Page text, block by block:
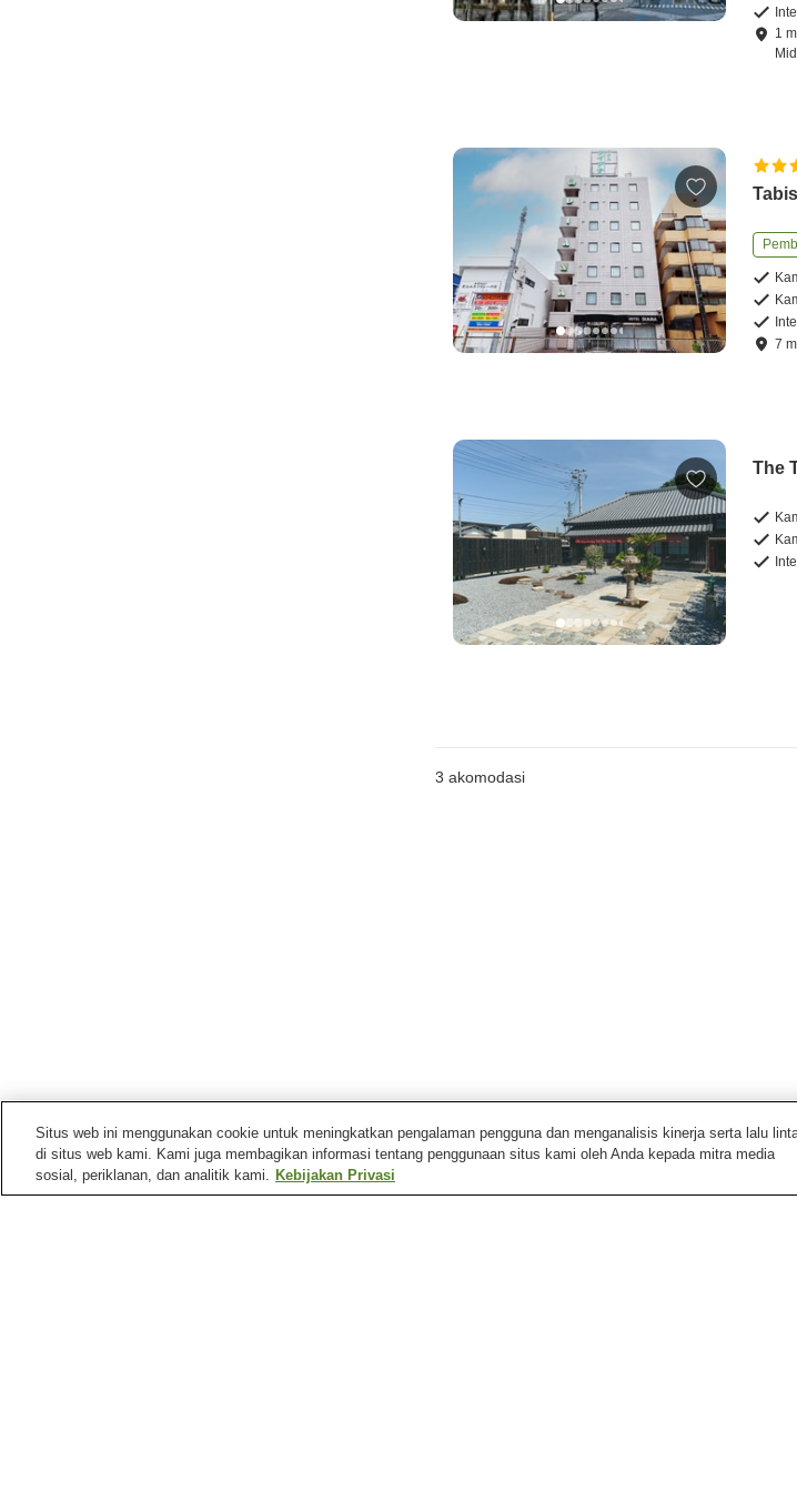
1
7
The
3 akomodasi
Kota Yachiyo
Situs web ini menggunakan cookie untuk meningkatkan pengalaman pengguna dan menganalisis kinerja serta lalu
di situs web kami. Kami juga membagikan informasi tentang penggunaan situs kami oleh Anda kepada mitra media
sosial, periklanan, dan analitik kami. Kebijakan Privasi